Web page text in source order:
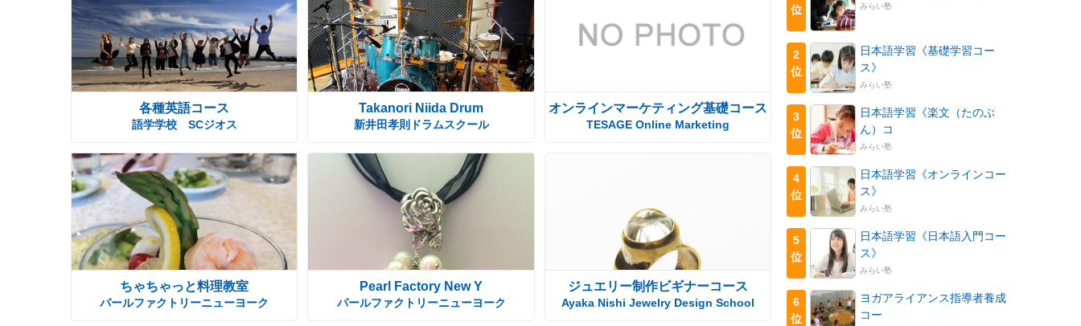
各種英語コース
語学学校 SCジオス
Takanori Niida Drum
新井田孝則ドラムスクール
オンラインマーケティング基礎コース
TESAGE Online Marketing
ちゃちゃっと料理教室
パールファクトリーニューヨーク
Pearl Factory New Y
パールファクトリーニューヨーク
ジュエリー制作ビギナーコース
Ayaka Nishi Jewelry Design School
位
みらい塾
2
位
日本語学習《基礎学習コー
ス》
みらい塾
3
位
日本語学習《楽文（たのぶ
ん）コ
みらい塾
4
位
日本語学習《オンラインコー
ス》
みらい塾
5
位
日本語学習《日本語入門コー
ス》
みらい塾
6
位
ヨガアライアンス指導者養成
コー